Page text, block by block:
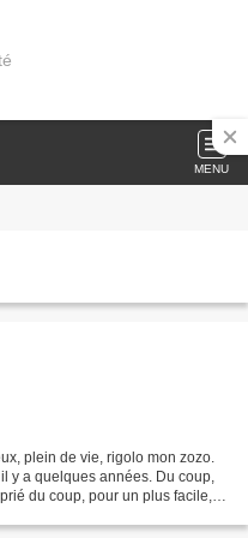
MENU
plein de vie, rigolo mon zozo.
y a quelques années. Du coup,
du coup, pour un plus facile,